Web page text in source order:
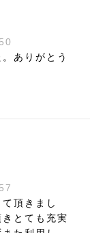
ありがとう
頂きまし
とても充実